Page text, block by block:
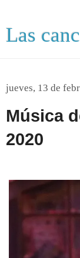
Las
jueves, 13 de
Música
2020